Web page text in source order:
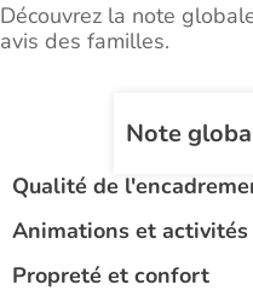
Découvrez la note
avis des familles.
Note
Qualité de
Animations et activités
Propreté et confort